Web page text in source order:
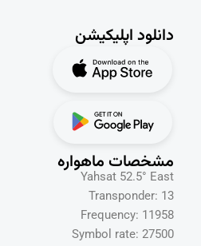
دانلود اپلیکیشن
مشخصات ماهواره
Yahsat 52.5° East
Transponder: 13
Frequency: 11958
Symbol rate: 27500